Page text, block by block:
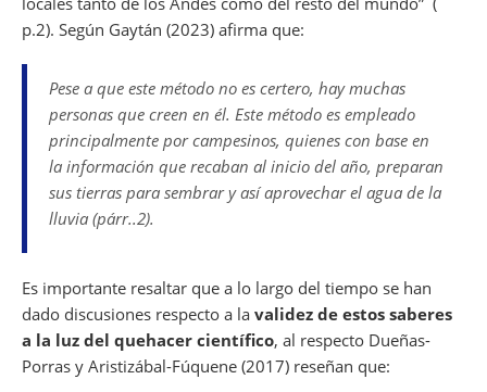
p.2). Según Gaytán (2023) afirma que:
Pese a que este método no es certero, hay muchas
personas que creen en él. Este método es empleado
principalmente por campesinos, quienes con base en
la información que recaban al inicio del año, preparan
sus tierras para sembrar y así aprovechar el agua de la
lluvia (párr..2).
Es importante resaltar que a lo largo del tiempo se han
dado discusiones respecto a la validez de estos saberes
a la luz del quehacer científico, al respecto Dueñas-
Porras y Aristizábal-Fúquene (2017) reseñan que: